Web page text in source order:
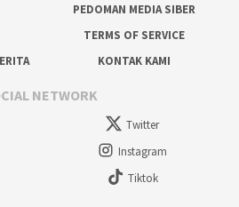
PEDOMAN MEDIA SIBER
TERMS OF SERVICE
KONTAK KAMI
NETWORK
Twitter
Instagram
Tiktok